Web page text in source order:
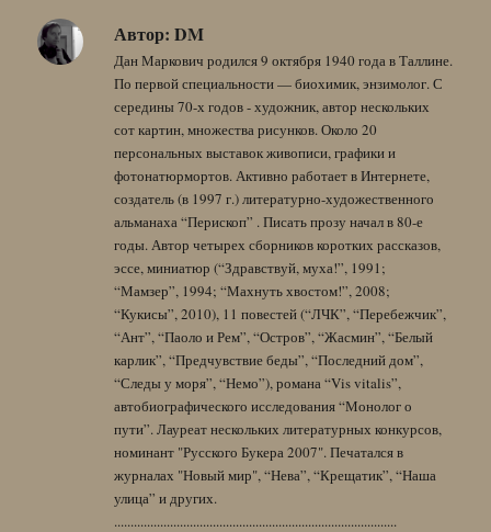
Автор: DM
Дан Маркович родился 9 октября 1940 года в Таллине.
По первой специальности — биохимик, энзимолог. С
середины 70-х годов - художник, автор нескольких
сот картин, множества рисунков. Около 20
персональных выставок живописи, графики и
фотонатюрмортов. Активно работает в Интернете,
создатель (в 1997 г.) литературно-художественного
альманаха “Перископ” . Писать прозу начал в 80-е
годы. Автор четырех сборников коротких рассказов,
эссе, миниатюр (“Здравствуй, муха!”, 1991;
“Мамзер”, 1994; “Махнуть хвостом!”, 2008;
“Кукисы”, 2010), 11 повестей (“ЛЧК”, “Перебежчик”,
“Ант”, “Паоло и Рем”, “Остров”, “Жасмин”, “Белый
карлик”, “Предчувствие беды”, “Последний дом”,
“Следы у моря”, “Немо”), романа “Vis vitalis”,
автобиографического исследования “Монолог о
пути”. Лауреат нескольких литературных конкурсов,
номинант "Русского Букера 2007". Печатался в
журналах "Новый мир", “Нева”, “Крещатик”, “Наша
улица” и других.
......................................................................................